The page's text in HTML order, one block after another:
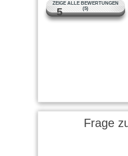
5
ZEIGE ALLE BEWERTUNGEN
(5)
Frage